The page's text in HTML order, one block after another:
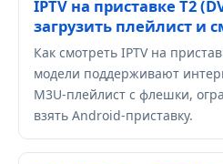
IPTV на приставке Т2
загрузить плейлист и
Как смотреть IPTV на
модели поддерживают
M3U-плейлист с флешки,
взять Android-приставку.